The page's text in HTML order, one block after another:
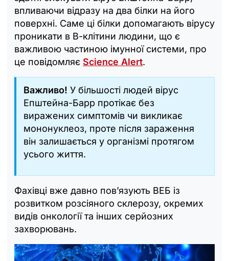
впливаючи відразу на два білки на його
поверхні. Саме ці білки допомагають вірусу
проникати в В-клітини людини, що є
важливою частиною імунної системи, про
це повідомляє Science Alert.
Важливо! У більшості людей вірус
Епштейна-Барр протікає без
виражених симптомів чи викликає
мононуклеоз, проте після зараження
він залишається у організмі протягом
усього життя.
Фахівці вже давно пов’язують ВЕБ із
розвитком розсіяного склерозу, окремих
видів онкології та інших серйозних
захворювань.